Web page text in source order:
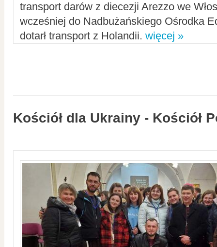
transport darów z diecezji Arezzo we
wcześniej do Nadbużańskiego Ośrodka
dotarł transport z Holandii. więcej »
Kościół dla Ukrainy - Kościół